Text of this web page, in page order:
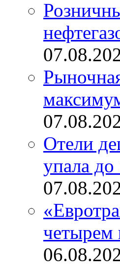
Отели
упала
четырем